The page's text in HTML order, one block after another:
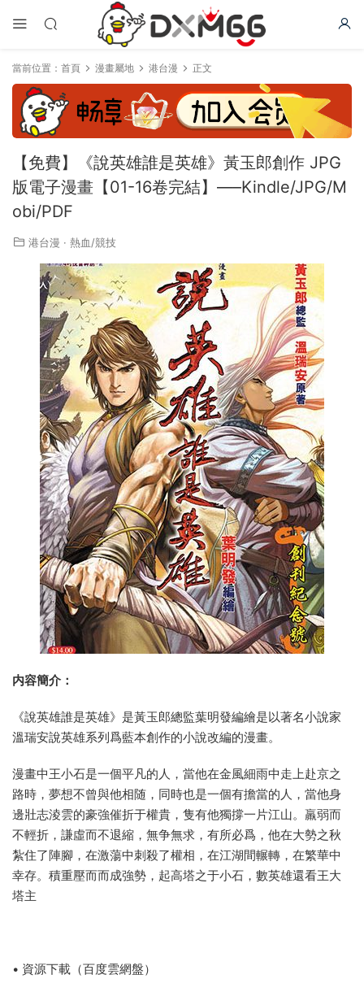
當前位置： 首頁 漫畫屬地 港台漫 正文
【免費】《說英雄誰是英雄》黃玉郎創作 JPG
版電子漫畫【01-16卷完結】—–Kindle/JPG/M
obi/PDF
港台漫 · 熱血/競技
内容簡介：
《說英雄誰是英雄》是黃玉郎總監葉明發編繪是以著名小說家
溫瑞安說英雄系列爲藍本創作的小說改編的漫畫。
漫畫中王小石是一個平凡的人，當他在金風細雨中走上赴京之
路時，夢想不曾與他相随，同時也是一個有擔當的人，當他身
邊壯志淩雲的豪強催折于權貴，隻有他獨撐一片江山。羸弱而
不輕折，謙虛而不退縮，無争無求，有所必爲，他在大勢之秋
紮住了陣腳，在激蕩中刺殺了權相，在江湖間輾轉，在繁華中
幸存。積重壓而而成強勢，起高塔之于小石，數英雄還看王大
塔主
• 資源下載（百度雲網盤）